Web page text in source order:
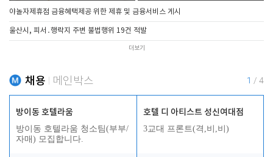
야놀자제휴점 금융혜택제공 위한 제휴 및 금융서비스 게시
울산시, 피서․행락지 주변 불법행위 19건 적발
더보기
채용 메인박스 1 / 4
방이동 호텔라움
방이동 호텔라움 청소팀(부부/
자매) 모집합니다.
호텔 디 아티스트 성신여대점
3교대 프론트(격,비,비)